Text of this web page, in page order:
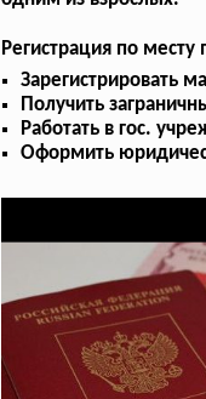
Регистрация по
Зарегистрировать
Получить
Работать в гос.
Оформить